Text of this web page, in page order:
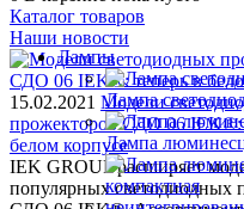
Каталог товаров
Лампы
Лампа
Лампа
Наши новости
15.02.2021 Модели
прожекторов СДО 06 IEK®:
белом корпусе
IEK GROUP расширяет
популярных светодиодных